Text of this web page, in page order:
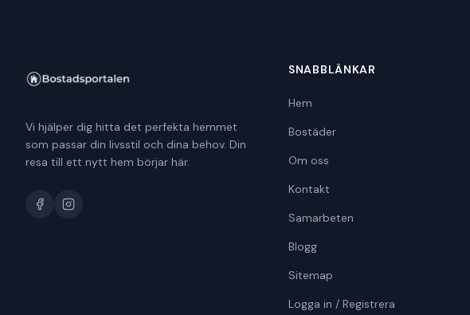
Vi hjälper dig hitta det perfekta hemmet
som passar din livsstil och dina behov. Din
resa till ett nytt hem börjar här.
SNABBLÄNKAR
Hem
Bostäder
Om oss
Kontakt
Samarbeten
Blogg
Sitemap
Logga in / Registrera